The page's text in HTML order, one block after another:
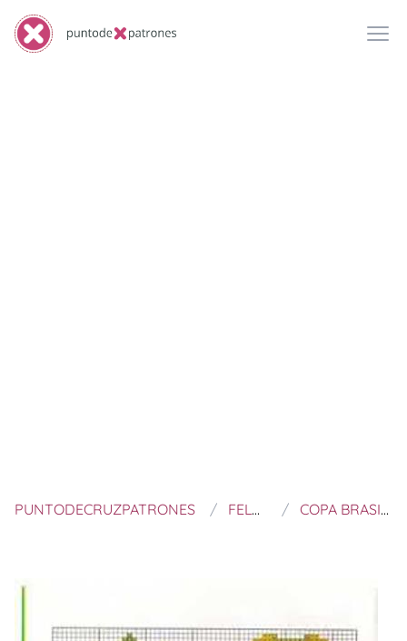
PUNTODECRUZPATRONES FELTROS E BORDADOS COPA BRASIL DE FUTBOL A PUNTO DE CRUZ